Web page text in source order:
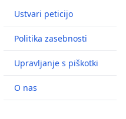
Ustvari peticijo
Politika zasebnosti
Upravljanje s piškotki
O nas